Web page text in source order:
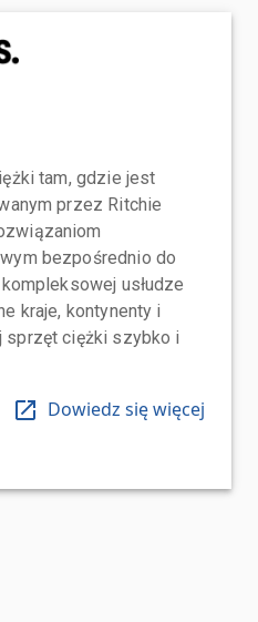
tam, gdzie jest
przez Ritchie
bezpośrednio do
usłudze
kraje, kontynenty i
sprzęt ciężki szybko i
Dowiedz się więcej